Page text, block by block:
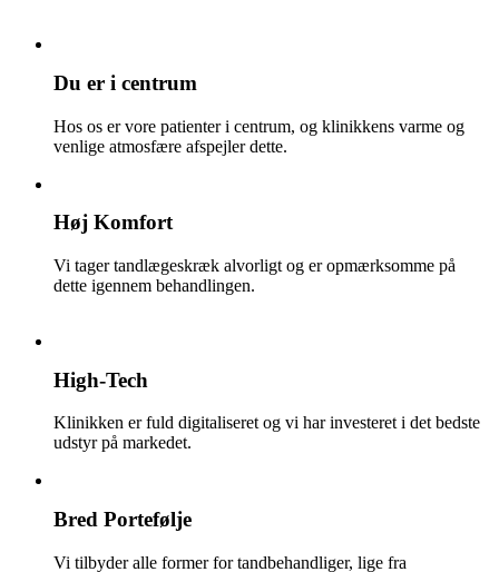
Du er i centrum
Hos os er vore patienter i centrum, og klinikkens varme og
venlige atmosfære afspejler dette.
Høj Komfort
Vi tager tandlægeskræk alvorligt og er opmærksomme på
dette igennem behandlingen.
High-Tech
Klinikken er fuld digitaliseret og vi har investeret i det bedste
udstyr på markedet.
Bred Portefølje
Vi tilbyder alle former for tandbehandliger, lige fra